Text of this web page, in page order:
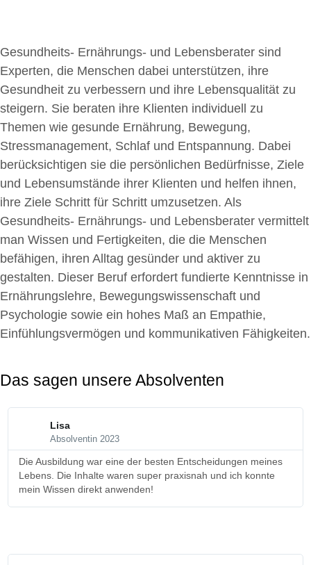
Gesundheits- Ernährungs- und Lebensberater sind
Experten, die Menschen dabei unterstützen, ihre
Gesundheit zu verbessern und ihre Lebensqualität zu
steigern. Sie beraten ihre Klienten individuell zu
Themen wie gesunde Ernährung, Bewegung,
Stressmanagement, Schlaf und Entspannung. Dabei
berücksichtigen sie die persönlichen Bedürfnisse, Ziele
und Lebensumstände ihrer Klienten und helfen ihnen,
ihre Ziele Schritt für Schritt umzusetzen. Als
Gesundheits- Ernährungs- und Lebensberater vermittelt
man Wissen und Fertigkeiten, die die Menschen
befähigen, ihren Alltag gesünder und aktiver zu
gestalten. Dieser Beruf erfordert fundierte Kenntnisse in
Ernährungslehre, Bewegungswissenschaft und
Psychologie sowie ein hohes Maß an Empathie,
Einfühlungsvermögen und kommunikativen Fähigkeiten.
Das sagen unsere Absolventen
Lisa
Absolventin 2023
Die Ausbildung war eine der besten Entscheidungen meines
Lebens. Die Inhalte waren super praxisnah und ich konnte
mein Wissen direkt anwenden!